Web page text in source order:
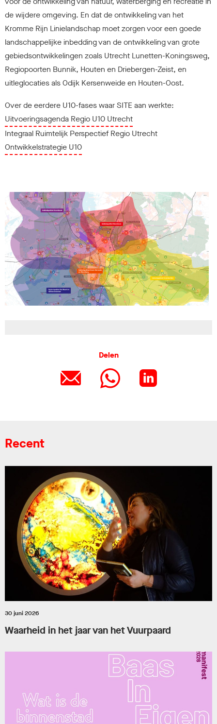
de wijdere omgeving. En dat de ontwikkeling van het
Kromme Rijn Linielandschap moet zorgen voor een goede
landschappelijke inbedding van de ontwikkeling van grote
gebiedsontwikkelingen zoals Utrecht Lunetten-Koningsweg,
Regiopoorten Bunnik, Houten en Driebergen-Zeist, en
uitleglocaties als Odijk Kersenweide en Houten-Oost.
Over de eerdere U10-fases waar SITE aan werkte:
Uitvoeringsagenda Regio U10 Utrecht
Integraal Ruimtelijk Perspectief Regio Utrecht
Ontwikkelstrategie U10
Delen
Recent
30 juni 2026
Waarheid in het jaar van het Vuurpaard